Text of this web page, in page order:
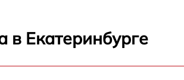
в Екатеринбурге